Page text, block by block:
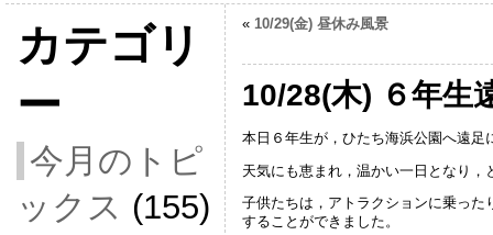
カテゴリ
ー
今月のトピ
ックス (155)
« 10/29(金) 昼休み風景
10/28(木) ６年生
本日６年生が，ひたち海浜公園へ遠足
天気にも恵まれ，温かい一日となり，
子供たちは，アトラクションに乗っ
することができました。